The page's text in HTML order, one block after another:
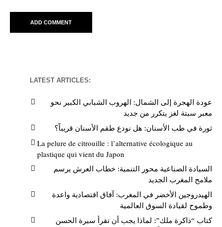
LATEST ARTICLES:
عودة الهجرة إلى الشمال: الهروب الشبابي الكبير نحو
معبر سبتة لغز يتكرر من جديد
ثورة في طب الأسنان: هل نودع طقم الأسنان قريباً؟
La pelure de citrouille : l’alternative écologique au
plastique qui vient du Japon
السيادة الصناعية محور التنمية: خطاب العرش يرسم
ملامح المغرب الجديد
الهيدروجين الأخضر في المغرب: آفاق اقتصادية واعدة
وطموح لقيادة السوق العالمية
كتاب “ذاكرة ملك”: لماذا يجب أن تقرأ سيرة الحسن